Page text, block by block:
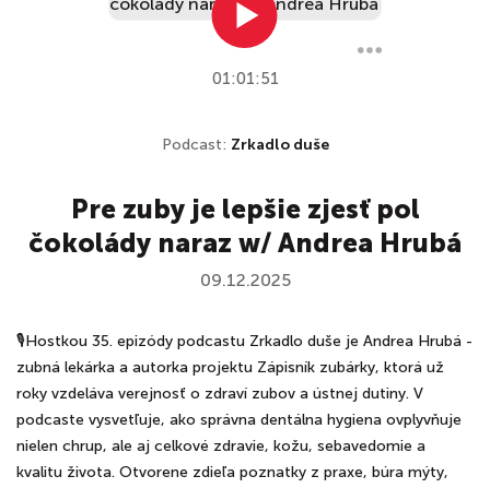
01:01:51
Podcast: Zrkadlo duše
Pre zuby je lepšie zjesť pol
čokolády naraz w/ Andrea Hrubá
09.12.2025
🎙️Hostkou 35. epizódy podcastu Zrkadlo duše je Andrea Hrubá -
zubná lekárka a autorka projektu Zápisník zubárky, ktorá už
roky vzdeláva verejnosť o zdraví zubov a ústnej dutiny. V
podcaste vysvetľuje, ako správna dentálna hygiena ovplyvňuje
nielen chrup, ale aj celkové zdravie, kožu, sebavedomie a
kvalitu života. Otvorene zdieľa poznatky z praxe, búra mýty,